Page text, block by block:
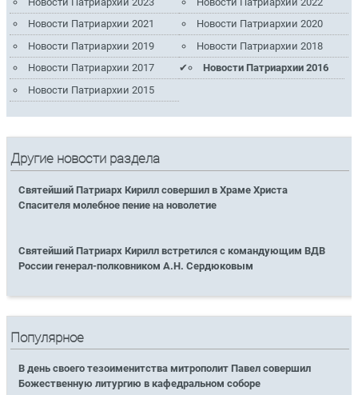
Новости Патриархии 2021
Новости Патриархии 2020
Новости Патриархии 2019
Новости Патриархии 2018
Новости Патриархии 2017
Новости Патриархии 2016
Новости Патриархии 2015
Другие новости раздела
Святейший Патриарх Кирилл совершил в Храме Христа
Спасителя молебное пение на новолетие
Святейший Патриарх Кирилл встретился с командующим ВДВ
России генерал-полковником А.Н. Сердюковым
Популярное
В день своего тезоименитства митрополит Павел совершил
Божественную литургию в кафедральном соборе